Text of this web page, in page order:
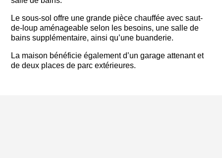
Le sous-sol offre une grande pièce chauffée avec saut-
de-loup aménageable selon les besoins, une salle de
bains supplémentaire, ainsi qu’une buanderie.
La maison bénéficie également d’un garage attenant et
de deux places de parc extérieures.